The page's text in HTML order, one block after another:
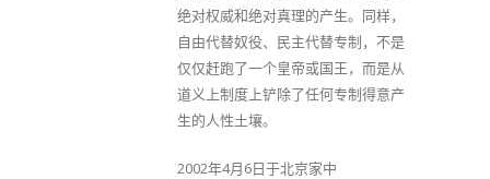
绝对权威和绝对真理的产生。同样，
自由代替奴役、民主代替专制，不是
仅仅赶跑了一个皇帝或国王，而是从
道义上制度上铲除了任何专制得意产
生的人性土壤。
2002年4月6日于北京家中